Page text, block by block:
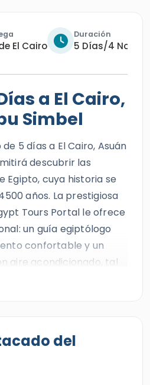
El Cairo
Duración
5 Días/4
a El Cairo,
Simbel
5 días a El Cairo, Asuán
descubrir las
Egipto, cuya historia se
años. La prestigiosa
Tours Portal le ofrece
un guía egiptólogo
confortable y un
aire acondicionado, tal
mejor agencia de viajes
el asombro y el misterio
las puertas de
del